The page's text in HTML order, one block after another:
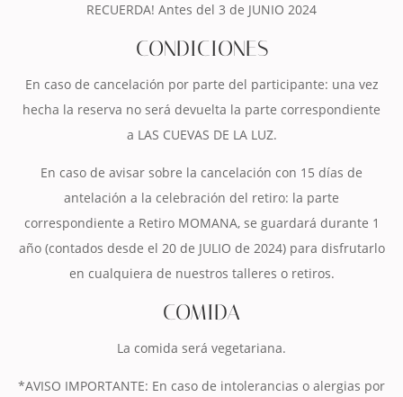
RECUERDA! Antes del 3 de JUNIO 2024
CONDICIONES
En caso de cancelación por parte del participante: una vez
hecha la reserva no será devuelta la parte correspondiente
a LAS CUEVAS DE LA LUZ.
En caso de avisar sobre la cancelación con 15 días de
antelación a la celebración del retiro: la parte
correspondiente a Retiro MOMANA, se guardará durante 1
año (contados desde el 20 de JULIO de 2024) para disfrutarlo
en cualquiera de nuestros talleres o retiros.
COMIDA
La comida será vegetariana.
*AVISO IMPORTANTE: En caso de intolerancias o alergias por